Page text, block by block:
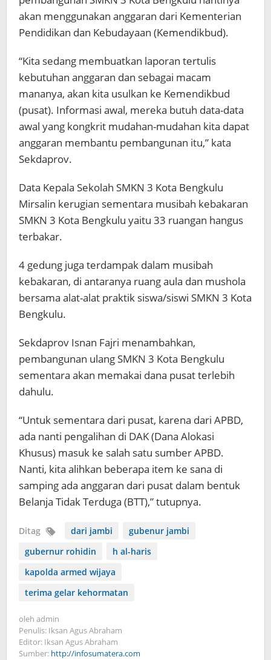
akan menggunakan anggaran dari Kementerian
Pendidikan dan Kebudayaan (Kemendikbud).
“Kita sedang membuatkan laporan tertulis
kebutuhan anggaran dan sebagai macam
mananya, akan kita usulkan ke Kemendikbud
(pusat). Informasi awal, mereka butuh data-data
awal yang kongkrit mudahan-mudahan kita dapat
anggaran membantu pembangunan itu,” kata
Sekdaprov.
Data Kepala Sekolah SMKN 3 Kota Bengkulu
Mirsalin kerugian sementara musibah kebakaran
SMKN 3 Kota Bengkulu yaitu 33 ruangan hangus
terbakar.
4 gedung juga terdampak dalam musibah
kebakaran, di antaranya ruang aula dan mushola
bersama alat-alat praktik siswa/siswi SMKN 3 Kota
Bengkulu.
Sekdaprov Isnan Fajri menambahkan,
pembangunan ulang SMKN 3 Kota Bengkulu
sementara akan memakai dana pusat terlebih
dahulu.
“Untuk sementara dari pusat, karena dari APBD,
ada nanti pengalihan di DAK (Dana Alokasi
Khusus) masuk ke salah satu sumber APBD.
Nanti, kita alihkan beberapa item ke sana di
samping ada anggaran dari pusat dalam bentuk
Belanja Tidak Terduga (BTT),” tutupnya.
Ditag dari jambi
gubenur jambi
gubernur rohidin
h al-haris
kapolda armed wijaya
terima gelar kehormatan
oleh admin
Penulis: Iksan Agus Abraham
Editor: Iksan Agus Abraham
Sumber: http://infosumatera.com